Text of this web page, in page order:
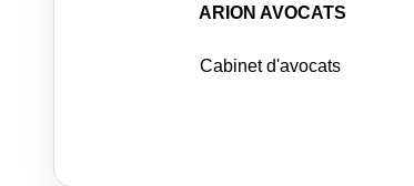
ARION AVOCATS
Cabinet d'avocats